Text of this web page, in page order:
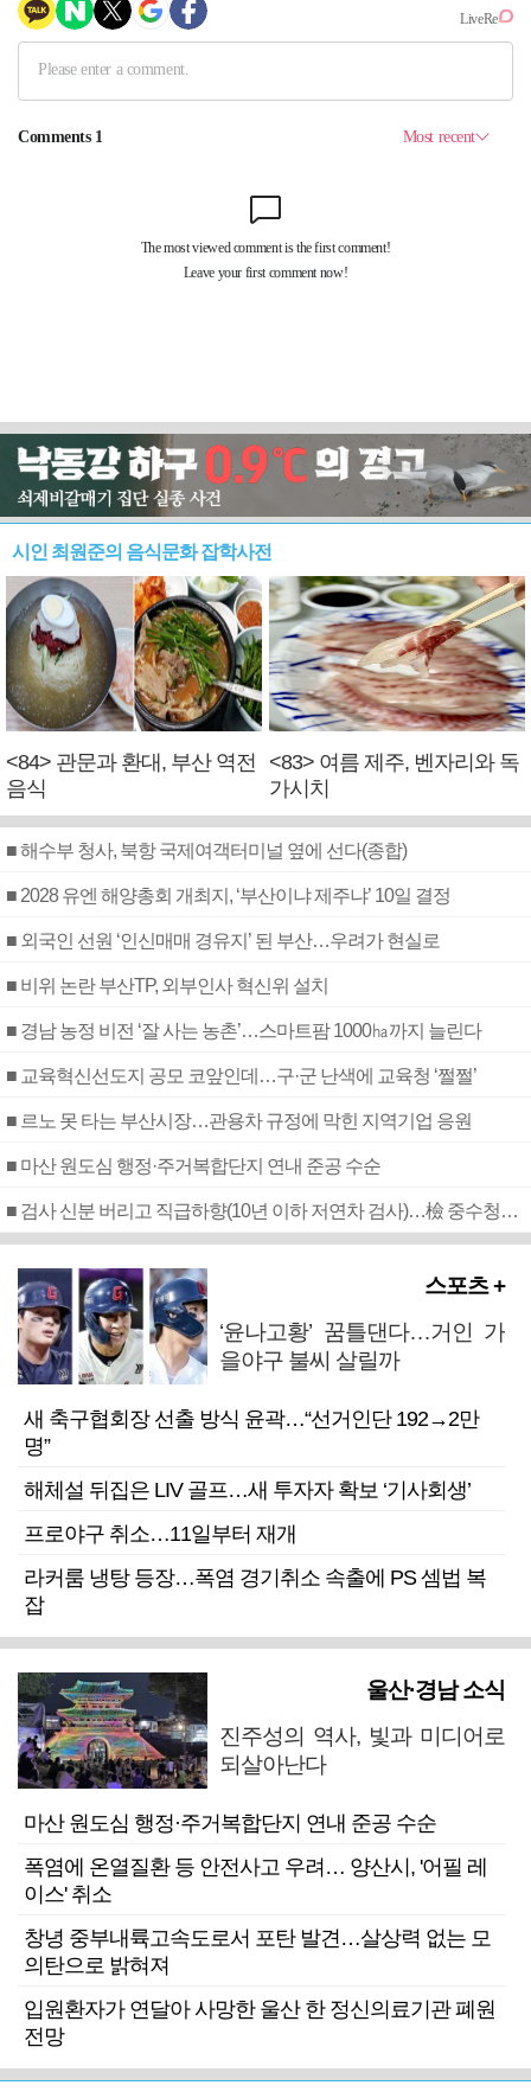
시인 최원준의 음식문화 잡학사전
<84> 관문과 환대, 부산 역전
음식
<83> 여름 제주, 벤자리와 독
가시치
■ 해수부 청사, 북항 국제여객터미널 옆에 선다(종합)
■ 2028 유엔 해양총회 개최지, ‘부산이냐 제주냐’ 10일 결정
■ 외국인 선원 ‘인신매매 경유지’ 된 부산…우려가 현실로
■ 비위 논란 부산TP, 외부인사 혁신위 설치
■ 경남 농정 비전 ‘잘 사는 농촌’…스마트팜 1000㏊까지 늘린다
■ 교육혁신선도지 공모 코앞인데…구·군 난색에 교육청 ‘쩔쩔’
■ 르노 못 타는 부산시장…관용차 규정에 막힌 지역기업 응원
■ 마산 원도심 행정·주거복합단지 연내 준공 수순
■ 검사 신분 버리고 직급하향(10년 이하 저연차 검사)…檢 중수청행 기피
스포츠 +
‘윤나고황’ 꿈틀댄다…거인 가
을야구 불씨 살릴까
새 축구협회장 선출 방식 윤곽…“선거인단 192→2만
명”
해체설 뒤집은 LIV 골프…새 투자자 확보 ‘기사회생’
프로야구 취소…11일부터 재개
라커룸 냉탕 등장…폭염 경기취소 속출에 PS 셈법 복
잡
울산·경남 소식
진주성의 역사, 빛과 미디어로
되살아난다
마산 원도심 행정·주거복합단지 연내 준공 수순
폭염에 온열질환 등 안전사고 우려… 양산시, '어필 레
이스' 취소
창녕 중부내륙고속도로서 포탄 발견…살상력 없는 모
의탄으로 밝혀져
입원환자가 연달아 사망한 울산 한 정신의료기관 폐원
전망